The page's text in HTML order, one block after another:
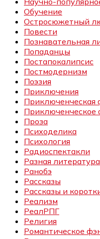
Обучение
Остросюжетный
Повести
Познавательная
Попаданцы
Постапокалипсис
Постмодернизм
Поэзия
Приключения
Приключенческая
Приключенческое
Проза
Психоделика
Психология
Радиоспектакли
Разная литература
Ранобэ
Рассказы
Рассказы и
Реализм
РеалРПГ
Религия
Романтическое